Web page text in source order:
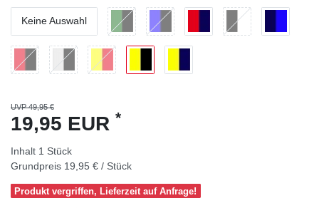
Keine Auswahl
UVP 49,95 €
19,95 EUR *
Inhalt 1 Stück
Grundpreis 19,95 € / Stück
Produkt vergriffen, Lieferzeit auf Anfrage!